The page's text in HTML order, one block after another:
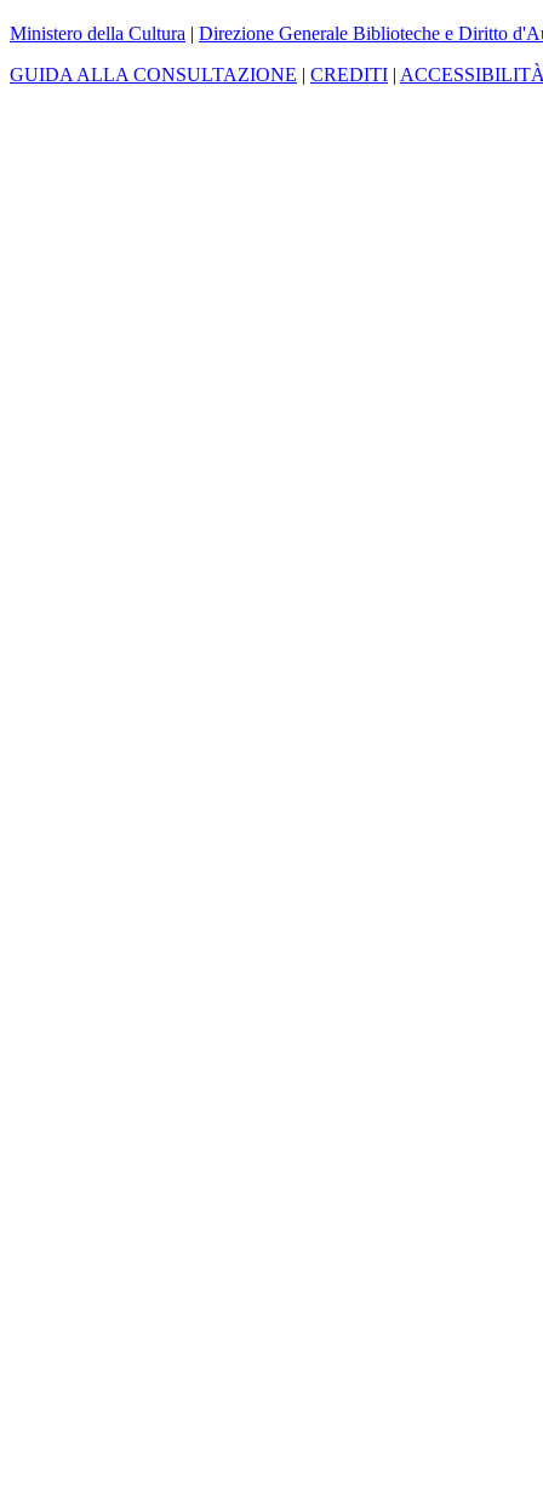
Ministero della Cultura | Direzione Generale Biblioteche e Diritto
GUIDA ALLA CONSULTAZIONE | CREDITI |